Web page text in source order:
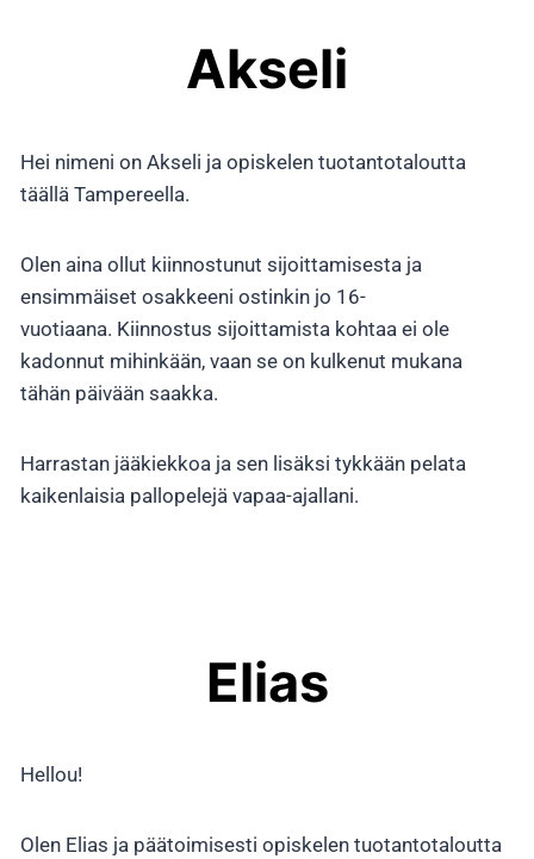
Akseli
Hei nimeni on Akseli ja opiskelen tuotantotaloutta
täällä Tampereella.
Olen aina ollut kiinnostunut sijoittamisesta ja
ensimmäiset osakkeeni ostinkin jo 16-
vuotiaana. Kiinnostus sijoittamista kohtaa ei ole
kadonnut mihinkään, vaan se on kulkenut mukana
tähän päivään saakka.
Harrastan jääkiekkoa ja sen lisäksi tykkään pelata
kaikenlaisia pallopelejä vapaa-ajallani.
Elias
Hellou!
Olen Elias ja päätoimisesti opiskelen tuotantotaloutta